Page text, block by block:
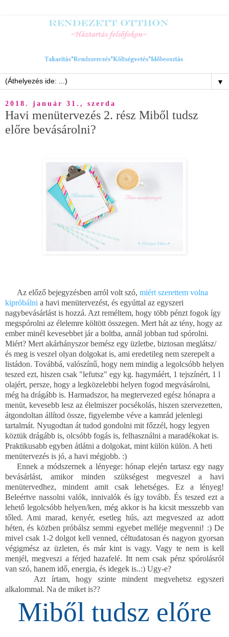
▼
2018. január 31., szerda
Havi menütervezés 2. rész Miből tudsz
előre bevásárolni?
Az előző bejegyzésben arról volt szó, miért szerettem volna
kipróbálni a havi menütervezést, és egyúttal az egyszeri
nagybevásárlást is hozzá. Azt reméltem, hogy több pénzt fogok így
megspórolni az élelemre költött összegen. Mert hát az tény, hogy az
ember minél kevesebbet jár a boltba, annál jobban tud spórolni.
Miért? Mert akárhányszor bemész egy üzletbe, biztosan meglátsz/
és meg is veszel olyan dolgokat is, ami eredetileg nem szerepelt a
listádon. Továbbá, valószínű, hogy nem mindig a legolcsóbb helyen
teszed ezt, hiszen csak "lefutsz" egy kg. hagymáért, 1 tejszínért, 1 l
olajért, persze, hogy a legközelebbi helyen fogod megvásárolni,
még ha drágább is. Harmadszor, ha megtervezed egész hónapra a
menüt, kevesebb lesz az élelmiszer pocsékolás, hiszen szervezetten,
átgondoltan állítod össze, figyelembe véve a kamrád jelenlegi
tartalmát. Nyugodtan át tudod gondolni mit főzzél, hogy legyen
köztük drágább is, olcsóbb fogás is, felhasználni a maradékokat is.
Praktikusabb egyben átlátni a dolgokat, mint külön külön. A heti
menütervezés is jó, a havi mégjobb. :)
Ennek a módszernek a lényege: hónap elején tartasz egy nagy
bevásárlást, amikor minden szükségest megveszel a havi
menütervedhez, mindent amit csak lehetséges. Ez a lényeg!
Beleértve nassolni valók, innivalók és így tovább. És teszed ezt a
lehető legolcsóbb helyen/ken, még akkor is ha kicsit messzebb van
tőled. Ami marad, kenyér, esetleg hús, azt megveszed az adott
héten, és közben próbálsz semmi egyebet melléje megvenni! :) De
mivel csak 1-2 dolgot kell venned, céltudatosan és nagyon gyorsan
végigmész az üzleten, és már kint is vagy. Vagy te nem is kell
menjél, megveszi a férjed hazafelé. Itt nem csak pénz spórolásról
van szó, hanem idő, energia, és idegek is..:) Ugy-e?
Azt írtam, hogy szinte mindent megvehetsz egyszeri
alkalommal. Na de miket is??
Miből tudsz előre